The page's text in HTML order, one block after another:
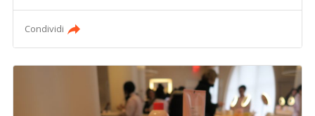
Condividi